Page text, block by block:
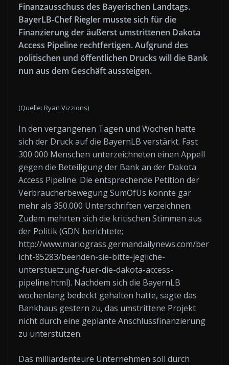
Finanzausschuss des Bayerischen Landtags.
BayerLB-Chef Riegler musste sich für die
Finanzierung der äußerst umstrittenen Dakota
Access Pipeline rechtfertigen. Aufgrund des
politischen und öffentlichen Drucks will die Bank
nun aus dem Geschäft aussteigen.
(Quelle: Ryan Vizzions)
In den vergangenen Tagen und Wochen hatte
sich der Druck auf die BayernLB verstärkt. Fast
300 000 Menschen unterzeichneten einen Appell
gegen die Beteiligung der Bank an der Dakota
Access Pipeline. Die entsprechende Petition der
Verbraucherbewegung SumOfUs konnte gar
mehr als 350.000 Unterschriften verzeichnen.
Zudem mehrten sich die kritischen Stimmen aus
der Politik (GDN berichtete;
http://www.mariograss.germandailynews.com/ber
icht-85283/beenden-sie-bitte-jegliche-
unterstuetzung-fuer-die-dakota-access-
pipeline.html). Nachdem sich die BayernLB
wochenlang bedeckt gehalten hatte, sagte das
Bankhaus gestern zu, das umstrittene Projekt
nicht durch eine geplante Anschlussfinanzierung
zu unterstützen.
Das milliardenteure Unternehmen soll durch